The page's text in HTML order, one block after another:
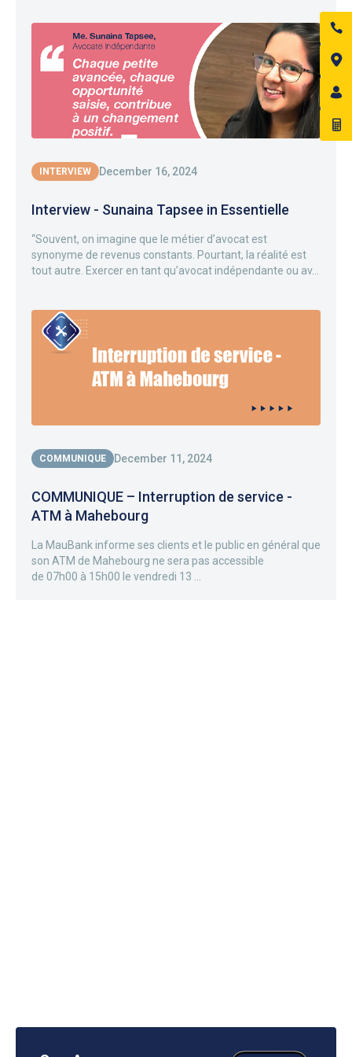
INTERVIEW December 16, 2024
Interview - Sunaina Tapsee in Essentielle
“Souvent, on imagine que le métier d’avocat est
synonyme de revenus constants. Pourtant, la réalité est
tout autre. Exercer en tant qu’avocat indépendante ou av...
COMMUNIQUE December 11, 2024
COMMUNIQUE – Interruption de service -
ATM à Mahebourg
La MauBank informe ses clients et le public en général que
son ATM de Mahebourg ne sera pas accessible
de 07h00 à 15h00 le vendredi 13 ...